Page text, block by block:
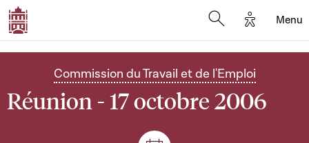
Options
Menu
Commission du Travail et de l'Emploi
Réunion - 17 octobre 2006